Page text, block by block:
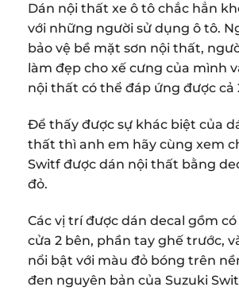
Dán nội thất xe ô tô chắc hẳn
với những người sử dụng ô tô.
bảo vệ bề mặt sơn nội thất,
làm đẹp cho xế cưng của mình
nội thất có thể đáp ứng được cả
Để thấy được sự khác biệt của
thất thì anh em hãy cùng xem
Switf được dán nội thất bằng
đỏ.
Các vị trí được dán decal gồm
cửa 2 bên, phần tay ghế trước,
nổi bật với màu đỏ bóng trên
đen nguyên bản của Suzuki